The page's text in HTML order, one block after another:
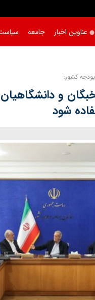
عناوین اخبار جامعه
کشور؛
و
شود